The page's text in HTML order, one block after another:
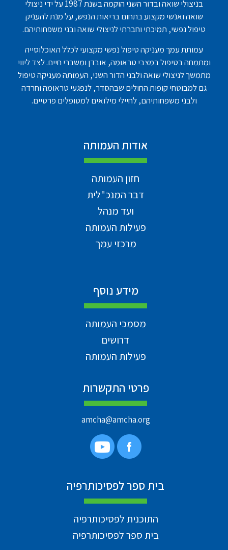
בניצולי שואה ובדור השני הוקמה בשנת 1987 על ידי ניצולי
שואה ואנשי מקצוע בתחום בריאות הנפש, על מנת להעניק
טיפול נפשי, תמיכתי וחברתי לניצולי שואה ובני משפחותיהם.
עמותת עמך מעניקה טיפול נפשי מקצועי לכלל האוכלוסייה
ומתמחה בטיפול במצבי טראומה, אובדן ומשברי חיים. לצד ליווי
מתמשך לניצולי שואה ולבני הדור השני, העמותה מעניקה טיפול
גם למבוטחי קופות החולים שבהסדר, לנפגעי טראומה וחרדה
ולבני משפחותיהם, לחיילי מילואים למטופלים פרטיים.
אודות העמותה
חזון העמותה
דבר המנכ"לית
ועד מנהל
פעילות העמותה
מרכזי עמך
מידע נוסף
מסמכי העמותה
דרושים
פעילות העמותה
פרטי התקשרות
amcha@amcha.org
בית ספר לפסיכותרפיה
התוכנית לפסיכותרפיה
בית ספר לפסיכותרפיה